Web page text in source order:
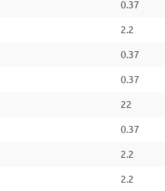
0.37
2.2
0.37
0.37
22
0.37
2.2
2.2